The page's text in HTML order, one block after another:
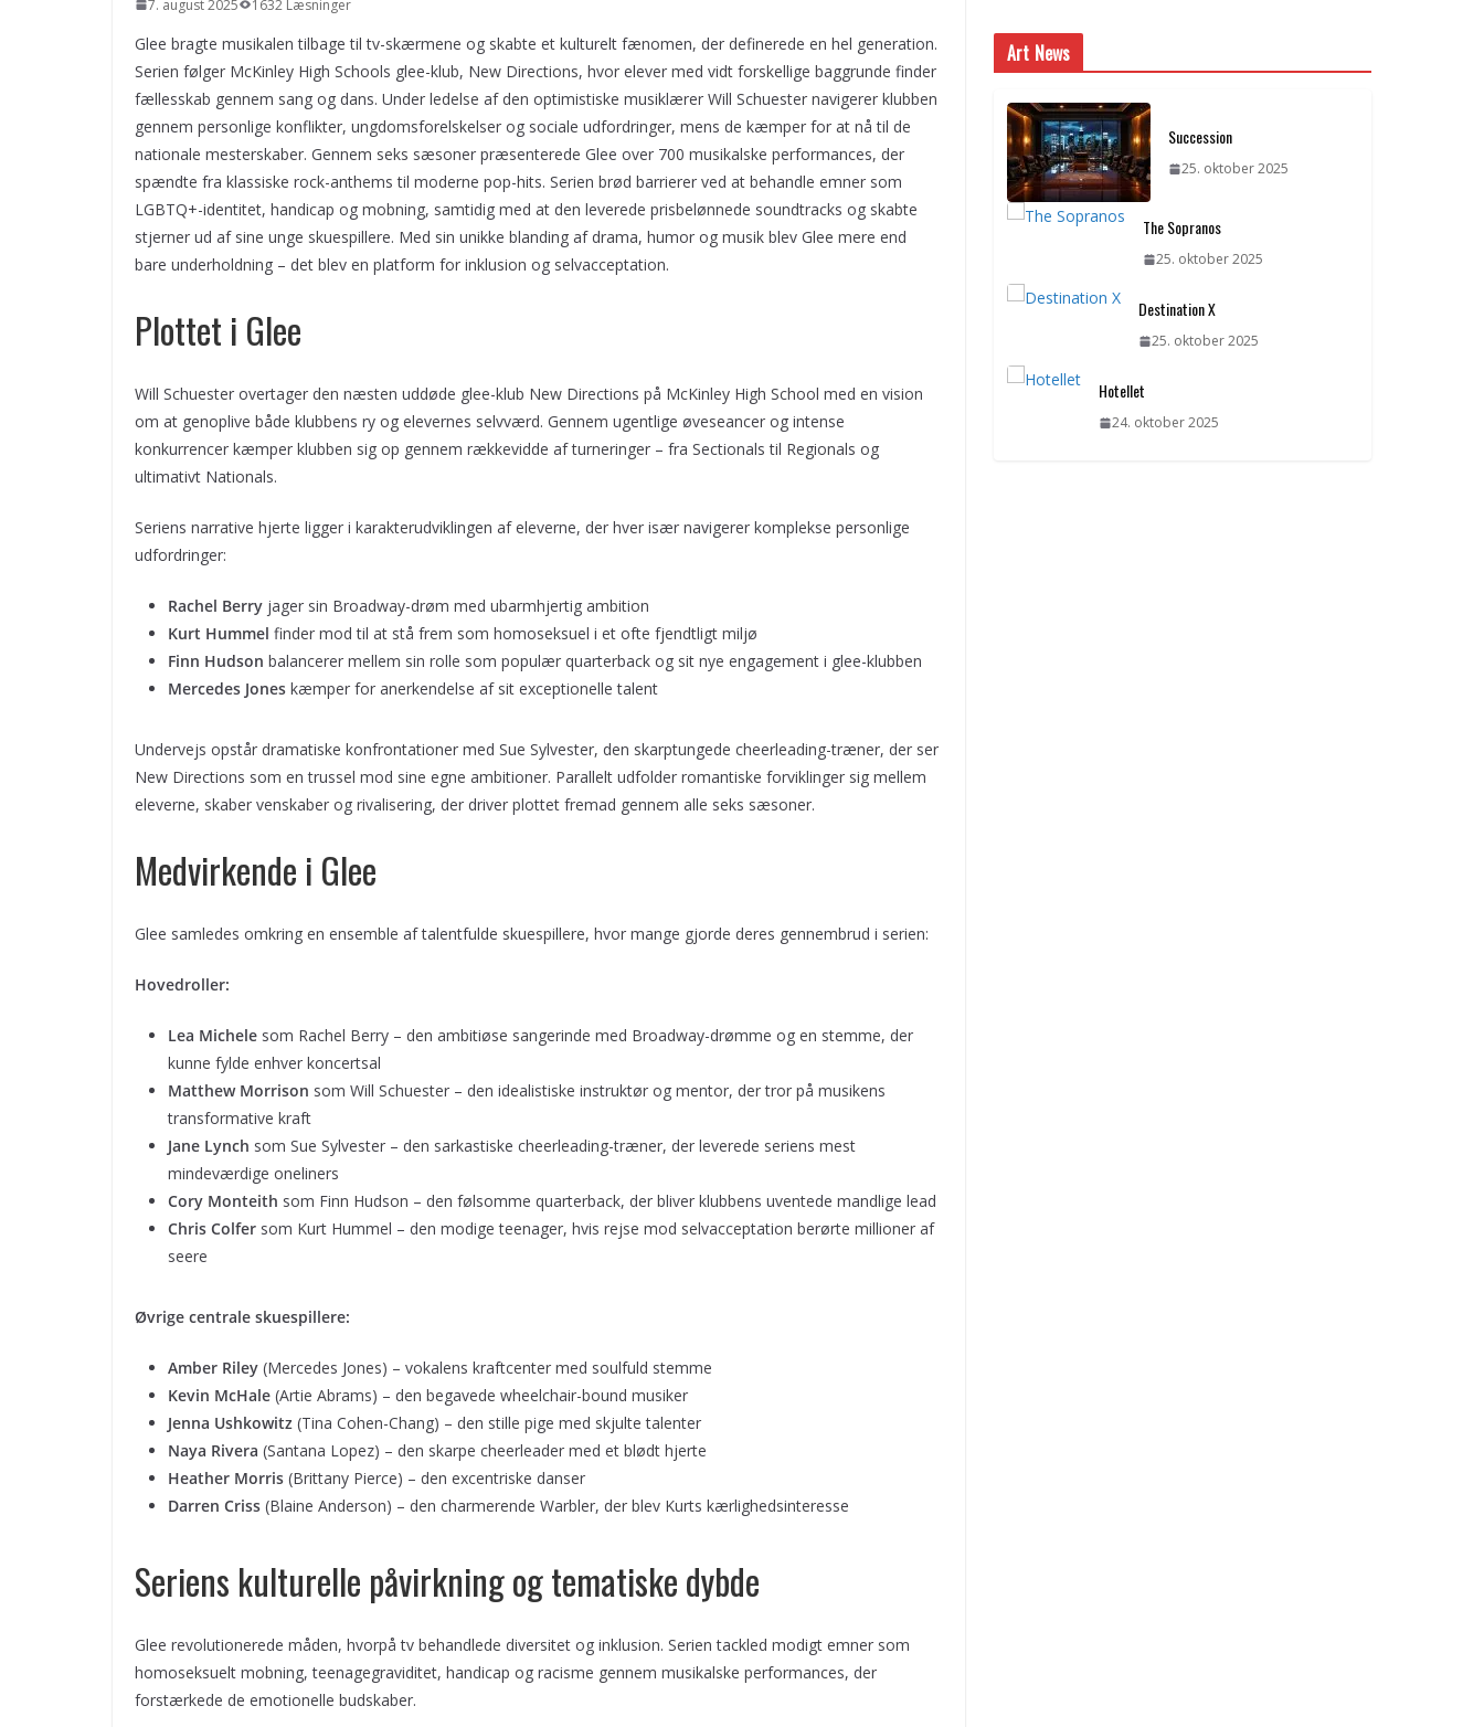
7. august 2025 1632 Læsninger
Glee bragte musikalen tilbage til tv-skærmene og skabte et kulturelt fænomen, der definerede en hel generation.
Serien følger McKinley High Schools glee-klub, New Directions, hvor elever med vidt forskellige baggrunde finder
fællesskab gennem sang og dans. Under ledelse af den optimistiske musiklærer Will Schuester navigerer klubben
gennem personlige konflikter, ungdomsforelskelser og sociale udfordringer, mens de kæmper for at nå til de
nationale mesterskaber. Gennem seks sæsoner præsenterede Glee over 700 musikalske performances, der
spændte fra klassiske rock-anthems til moderne pop-hits. Serien brød barrierer ved at behandle emner som
LGBTQ+-identitet, handicap og mobning, samtidig med at den leverede prisbelønnede soundtracks og skabte
stjerner ud af sine unge skuespillere. Med sin unikke blanding af drama, humor og musik blev Glee mere end
bare underholdning – det blev en platform for inklusion og selvacceptation.
Plottet i Glee
Will Schuester overtager den næsten uddøde glee-klub New Directions på McKinley High School med en vision
om at genoplive både klubbens ry og elevernes selvværd. Gennem ugentlige øveseancer og intense
konkurrencer kæmper klubben sig op gennem rækkevidde af turneringer – fra Sectionals til Regionals og
ultimativt Nationals.
Seriens narrative hjerte ligger i karakterudviklingen af eleverne, der hver især navigerer komplekse personlige
udfordringer:
Rachel Berry jager sin Broadway-drøm med ubarmhjertig ambition
Kurt Hummel finder mod til at stå frem som homoseksuel i et ofte fjendtligt miljø
Finn Hudson balancerer mellem sin rolle som populær quarterback og sit nye engagement i glee-klubben
Mercedes Jones kæmper for anerkendelse af sit exceptionelle talent
Undervejs opstår dramatiske konfrontationer med Sue Sylvester, den skarptungede cheerleading-træner, der ser
New Directions som en trussel mod sine egne ambitioner. Parallelt udfolder romantiske forviklinger sig mellem
eleverne, skaber venskaber og rivalisering, der driver plottet fremad gennem alle seks sæsoner.
Medvirkende i Glee
Glee samledes omkring en ensemble af talentfulde skuespillere, hvor mange gjorde deres gennembrud i serien:
Hovedroller:
Lea Michele som Rachel Berry – den ambitiøse sangerinde med Broadway-drømme og en stemme, der
kunne fylde enhver koncertsal
Matthew Morrison som Will Schuester – den idealistiske instruktør og mentor, der tror på musikens
transformative kraft
Jane Lynch som Sue Sylvester – den sarkastiske cheerleading-træner, der leverede seriens mest
mindeværdige oneliners
Cory Monteith som Finn Hudson – den følsomme quarterback, der bliver klubbens uventede mandlige lead
Chris Colfer som Kurt Hummel – den modige teenager, hvis rejse mod selvacceptation berørte millioner af
seere
Øvrige centrale skuespillere:
Amber Riley (Mercedes Jones) – vokalens kraftcenter med soulfuld stemme
Kevin McHale (Artie Abrams) – den begavede wheelchair-bound musiker
Jenna Ushkowitz (Tina Cohen-Chang) – den stille pige med skjulte talenter
Naya Rivera (Santana Lopez) – den skarpe cheerleader med et blødt hjerte
Heather Morris (Brittany Pierce) – den excentriske danser
Darren Criss (Blaine Anderson) – den charmerende Warbler, der blev Kurts kærlighedsinteresse
Seriens kulturelle påvirkning og tematiske dybde
Glee revolutionerede måden, hvorpå tv behandlede diversitet og inklusion. Serien tackled modigt emner som
homoseksuelt mobning, teenagegraviditet, handicap og racisme gennem musikalske performances, der
forstærkede de emotionelle budskaber.
Art News
Succession
25. oktober 2025
The Sopranos
25. oktober 2025
Destination X
25. oktober 2025
Hotellet
24. oktober 2025